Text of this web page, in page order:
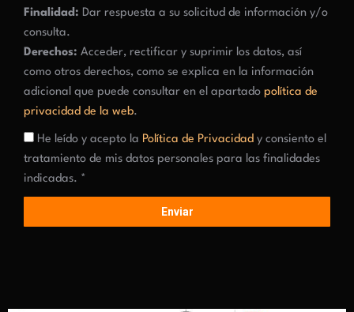
Finalidad: Dar respuesta a su solicitud de información y/o
consulta.
Derechos: Acceder, rectificar y suprimir los datos, así
como otros derechos, como se explica en la información
adicional que puede consultar en el apartado política de
privacidad de la web.
He leído y acepto la Política de Privacidad y consiento el
tratamiento de mis datos personales para las finalidades
indicadas. *
Enviar